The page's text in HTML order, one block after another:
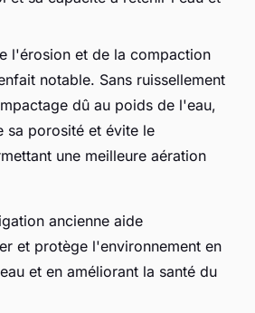
l'érosion et de la compaction
notable. Sans ruissellement
dû au poids de l'eau,
sa porosité et évite le
une meilleure aération
ancienne aide
et protège l'environnement en
et en améliorant la santé du